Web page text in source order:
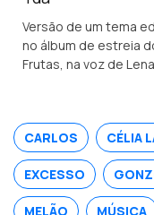
Versão de um tema
no álbum de estreia
Frutas, na voz de
CARLOS CÉLIA
EXCESSO
MELÃO MÚSICA